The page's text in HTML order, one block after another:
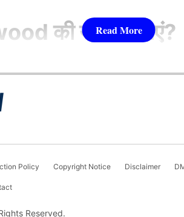
की यह हसीनाएं?
( Deepika
‘पठान’, ‘जवान’ और ‘कल्कि 2898 AD’
Policy Copyright Notice Disclaimer
Reserved.